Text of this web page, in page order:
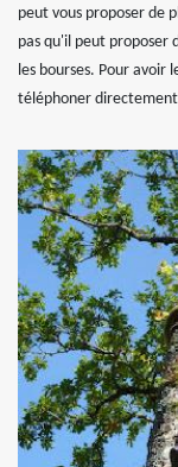
peut vous proposer de
pas qu'il peut proposer
les bourses. Pour avoir
téléphoner